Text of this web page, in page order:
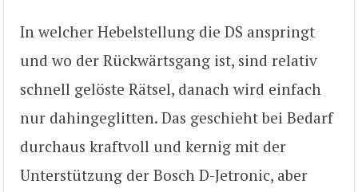
In welcher Hebelstellung die DS anspringt
und wo der Rückwärtsgang ist, sind relativ
schnell gelöste Rätsel, danach wird einfach
nur dahingeglitten. Das geschieht bei Bedarf
durchaus kraftvoll und kernig mit der
Unterstützung der Bosch D-Jetronic, aber